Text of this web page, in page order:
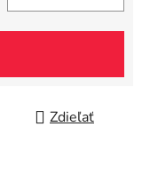
Zdieľať